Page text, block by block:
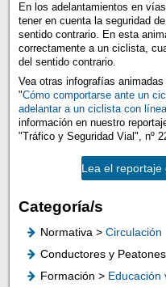
En los adelantamientos en
tener en cuenta la seguridad
sentido contrario. En esta
correctamente a un ciclista,
del sentido contrario.
Vea otras infografías
"Cómo comportarse ante un
adelantar a un ciclista con
información en nuestro
"Tráfico y Seguridad Vial", nº
Lea el reportaje
Categoría/s
Normativa > Circulación
Conductores y
Formación > Educación